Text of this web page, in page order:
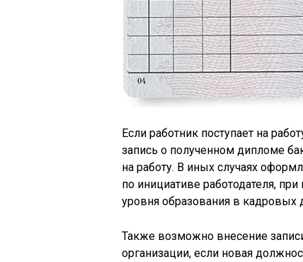
Если работник поступает на
запись о полученном дипломе
на работу. В иных случаях
по инициативе работодателя,
уровня образования в кадровых
Также возможно внесение
организации, если новая